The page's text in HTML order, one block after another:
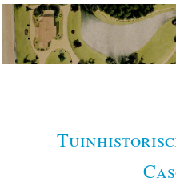
Spring
naar
primaire